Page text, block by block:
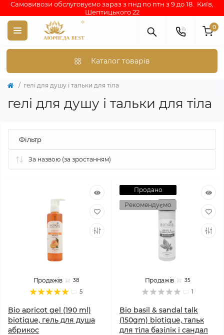
Самовивози обслуговуємо зараз з пнд по птн з 9 до 18. Київ,
Шептицького 22
0
Каталог товарів
гелі для душу і тальки для тіла
гелі для душу і тальки для тіла
Фільтр
5
Продажів 38
Bio apricot gel (190 ml)
biotique, гель для душа
абрикос
Продано
Рекомендуємо
1
Продажів 35
Bio basil & sandal talk
(150gm) biotique, тальк
для тіла базілік і сандал